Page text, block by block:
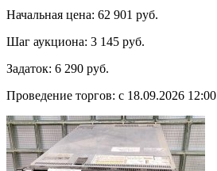
Начальная цена: 62 901 руб.
Шаг аукциона: 3 145 руб.
Задаток: 6 290 руб.
Проведение торгов: с 18.09.2026 12:00